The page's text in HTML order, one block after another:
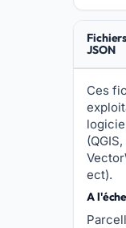
JSON
Ces
ect).
A